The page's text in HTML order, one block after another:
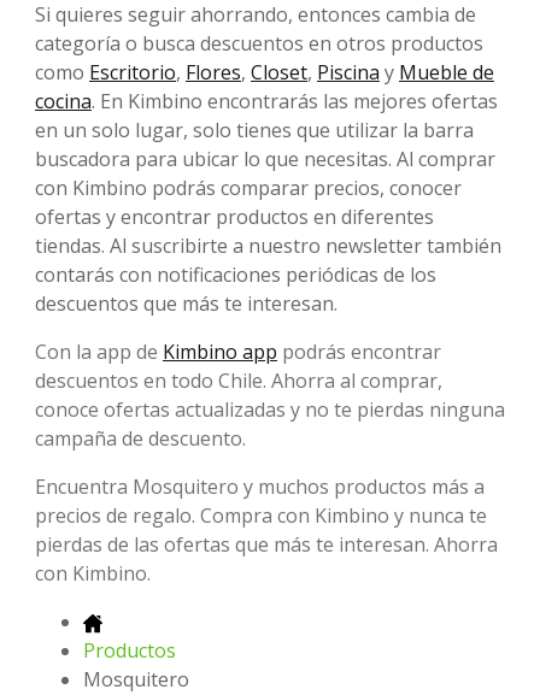
Si quieres seguir ahorrando, entonces cambia de
categoría o busca descuentos en otros productos
como Escritorio, Flores, Closet, Piscina y Mueble de
cocina. En Kimbino encontrarás las mejores ofertas
en un solo lugar, solo tienes que utilizar la barra
buscadora para ubicar lo que necesitas. Al comprar
con Kimbino podrás comparar precios, conocer
ofertas y encontrar productos en diferentes
tiendas. Al suscribirte a nuestro newsletter también
contarás con notificaciones periódicas de los
descuentos que más te interesan.
Con la app de Kimbino app podrás encontrar
descuentos en todo Chile. Ahorra al comprar,
conoce ofertas actualizadas y no te pierdas ninguna
campaña de descuento.
Encuentra Mosquitero y muchos productos más a
precios de regalo. Compra con Kimbino y nunca te
pierdas de las ofertas que más te interesan. Ahorra
con Kimbino.
Productos
Mosquitero